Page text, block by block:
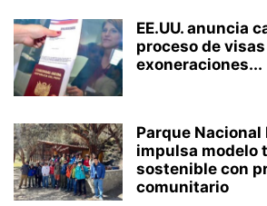
EE.UU. anuncia
proceso de
exoneraciones...
Parque Nacional
impulsa modelo
sostenible con
comunitario